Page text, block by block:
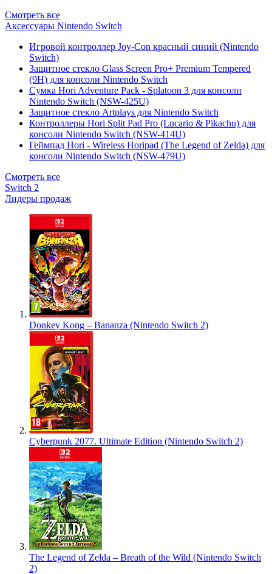
Смотреть все
Аксессуары Nintendo Switch
Игровой контроллер Joy-Con красный синий (Nintendo
Switch)
Защитное стекло Glass Screen Pro+ Premium Tempered
(9H) для консоли Nintendo Switch
Сумка Hori Adventure Pack - Splatoon 3 для консоли
Nintendo Switch (NSW-425U)
Защитное стекло Artplays для Nintendo Switch
Контроллеры Hori Split Pad Pro (Lucario & Pikachu) для
консоли Nintendo Switch (NSW-414U)
Геймпад Hori - Wireless Horipad (The Legend of Zelda) для
консоли Nintendo Switch (NSW-479U)
Смотреть все
Switch 2
Лидеры продаж
Donkey Kong – Bananza (Nintendo Switch 2)
Cyberpunk 2077. Ultimate Edition (Nintendo Switch 2)
The Legend of Zelda – Breath of the Wild (Nintendo Switch
2)